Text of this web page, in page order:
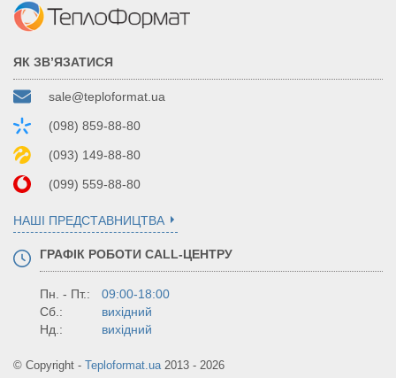
ЯК ЗВ’ЯЗАТИСЯ
sale@teploformat.ua
(098) 859-88-80
(093) 149-88-80
(099) 559-88-80
НАШІ ПРЕДСТАВНИЦТВА
ГРАФІК РОБОТИ CALL-ЦЕНТРУ
Пн. - Пт.:
09:00-18:00
Сб.:
вихідний
Нд.:
вихідний
© Copyright - Teploformat.ua2013 - 2026